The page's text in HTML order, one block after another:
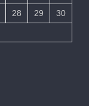
28 29
30